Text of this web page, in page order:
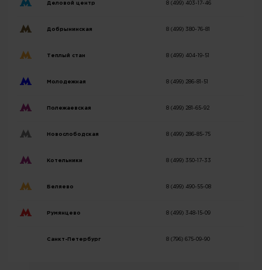
Деловой центр 8 (499) 403-17-46
Добрынинская 8 (499) 380-76-81
Теплый стан 8 (499) 404-19-51
Молодежная 8 (499) 286-81-51
Полежаевская 8 (499) 281-65-92
Новослободская 8 (499) 286-85-75
Котельники 8 (499) 350-17-33
Беляево 8 (499) 490-55-08
Румянцево 8 (499) 348-15-09
Санкт-Петербург 8 (796) 675-09-90